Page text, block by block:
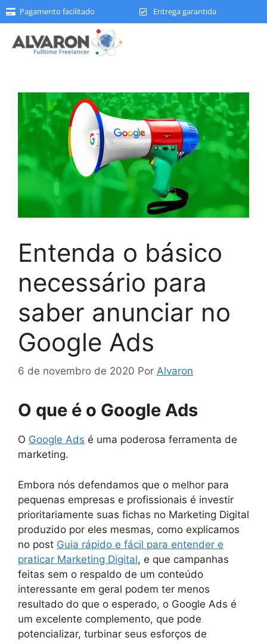
Pagamento facilitado Entrega garantida
Entenda o básico
necessário para
saber anunciar no
Google Ads
6 de novembro de 2020 Por Alvaron
O que é o Google Ads
O Google Ads é uma poderosa ferramenta de
marketing.
Embora nós defendamos que o melhor para
pequenas empresas e profissionais é investir
prioritariamente suas fichas no Marketing Digital
produzido por eles mesmas, como explicamos
no post Guia rápido e fácil para entender e
praticar Marketing Digital, e que campanhas
feitas sem o respaldo de um conteúdo
interessante em geral podem ter menos
resultado do que o esperado, o Google Ads é
um excelente complemento, que pode
potencializar, turbinar seus esforços de